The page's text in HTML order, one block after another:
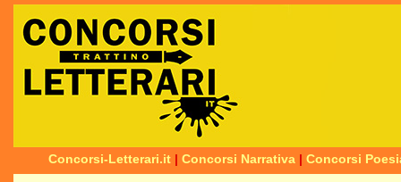
Concorsi-Letterari.it | Concorsi Narrativa | Concorsi